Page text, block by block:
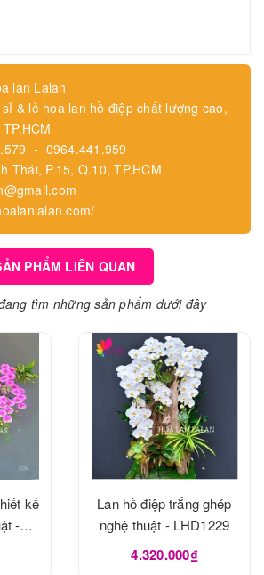
lan Lalan
& lẻ hoa lan hồ điệp chất lượng cao,
- 0964.441.959
Thái, P.15, Q.10, TP.HCM
PHẨM LIÊN QUAN
tìm những sản phẩm dưới đây
kế
-
Lan hồ điệp trắng ghép
nghệ thuật - LHD1229
4.320.000₫